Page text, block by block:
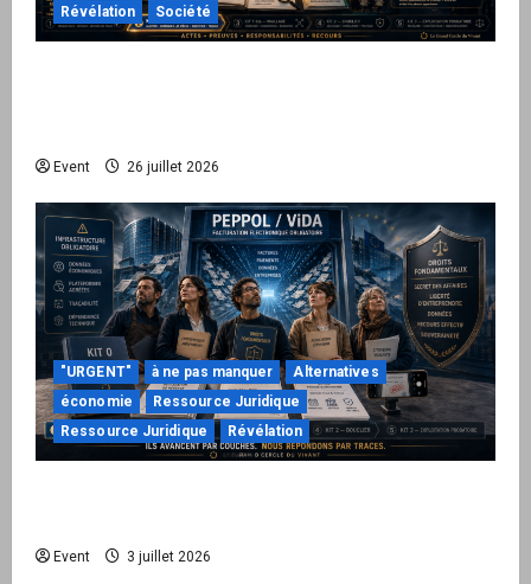
Révélation
Société
Event 26 juillet 2026
"URGENT" à ne pas manquer
Alternatives
économie
Ressource Juridique
Ressource Juridique
Révélation
Event 3 juillet 2026